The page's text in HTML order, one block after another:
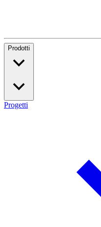
Prodotti
Progetti